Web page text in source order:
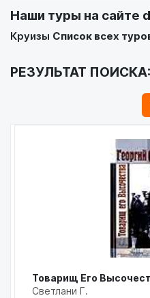
Наши туры на сайте
Круизы Список всех
РЕЗУЛЬТАТ ПОИСКА:
Товарищ Его
Светлани Г.